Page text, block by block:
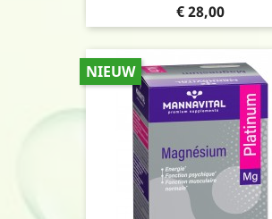
Prijs
€ 28,00
NIEUW